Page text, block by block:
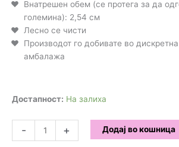
Внатрешен обем (се протега за да
големина): 2,54 см
Лесно се чисти
Производот го добивате во
амбалажа
Достапност: На залиха
-
-
+ Додај во кошница